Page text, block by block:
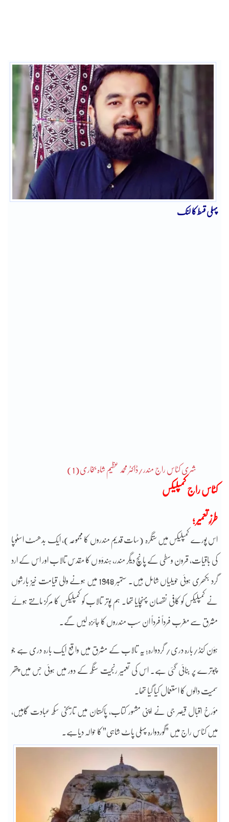
پہلی قسط کا لنک
شری کٹاس راج مندر/ڈاکٹر محمد عظیم شاہ بخاری(1)
کٹاس راج کمپلیکس
طرزِ تعمیر ؛
اس پورے کمپلیکس میں ستگرہ (سات قدیم مندروں کا مجموعہ)، ایک بدھسٹ اسٹوپا
کی باقیات، قرون وسطی کے پانچ دیگر مندر، ہندؤو ں کا مقدس تالاب اور اس کے ارد
گرد بکھری ہوئی حویلیاں شامل ہیں۔ ستمبر 1948 میں ہونے والی قیامت خیز بارشوں
نے کمپلیکس کو کافی نقصان پہنچایا تھا۔ ہم پوِتر تالاب کو کمپلیکس کا مرکز مانتے ہوئے
مشرق سے مغرب فرداً فرداً ان سب مندروں کا جائزہ لیں گے۔
ہَوَن کُنڈ/بارہ دری/ گردوارہ؛ یہ تالاب کے مشرق میں واقع ایک بارہ دری ہے جو
چبوترے پر بنائی گئی ہے۔ اس کی تعمیر رنجیت سنگھ کے دور میں ہوئی جس میں پتھر
سمیت دالوں کا استعمال کیا گیا تھا۔
مؤرخ اقبال قیصر جی نے اپنی مشہور کتاب، پاکستان میں تاریخی سکھ عبادت گاہیں،
میں کٹاس راج میں ”گوردوارہ پہلی پاٹ شاہی” کا حوالہ دیاہے۔